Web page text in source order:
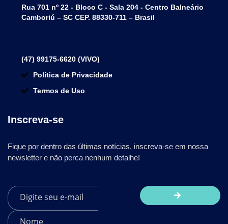
Rua 701 nº 22 - Bloco C - Sala 204 - Centro Balneário
Camboriú – SC CEP. 88330-711 – Brasil
(47) 99175-6620 (VIVO)
Política de Privacidade
Termos de Uso
Inscreva-se
Fique por dentro das últimas notícias, inscreva-se em nossa
newsletter e não perca nenhum detalhe!